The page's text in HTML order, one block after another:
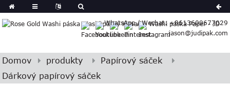
WhatsApp / Wechat: +8613609677029
jason@judipak.com
Japanese
Lao
Domov produkty
Papírový sáček
Dárkový papírový sáček